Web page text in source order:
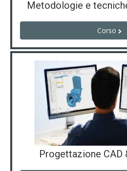
Corso
Progettazione CAD